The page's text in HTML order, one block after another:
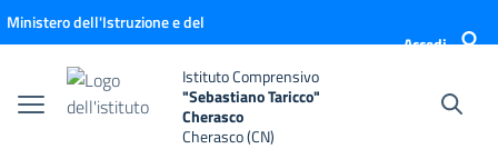
Vai ai contenuti
Vai al menu di navigazione
Vai al footer
Ministero dell'Istruzione e del
Accedi
Istituto Comprensivo
"Sebastiano Taricco"
Cherasco
Cherasco (CN)